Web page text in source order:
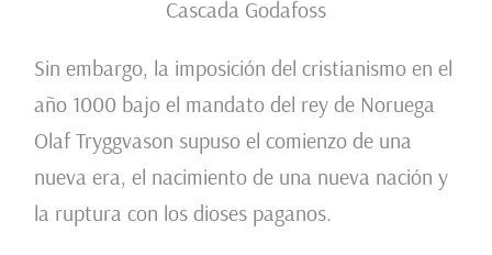
Cascada Godafoss
Sin embargo, la imposición del cristianismo en el
año 1000 bajo el mandato del rey de Noruega
Olaf Tryggvason supuso el comienzo de una
nueva era, el nacimiento de una nueva nación y
la ruptura con los dioses paganos.